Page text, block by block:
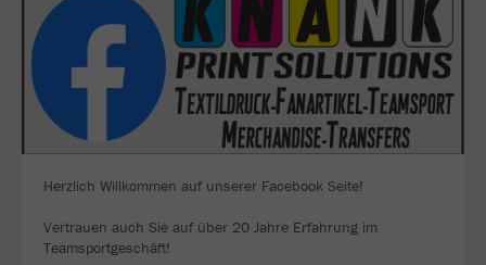
Herzlich Willkommen auf unserer Facebook Seite!
Vertrauen auch Sie auf über 20 Jahre Erfahrung im
Teamsportgeschäft!